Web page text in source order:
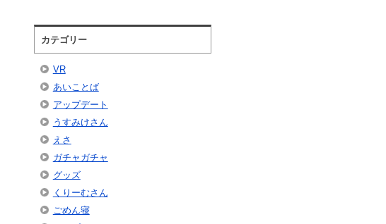
カテゴリー
VR
あいことば
アップデート
うすみけさん
えさ
ガチャガチャ
グッズ
くりーむさん
ごめん寝